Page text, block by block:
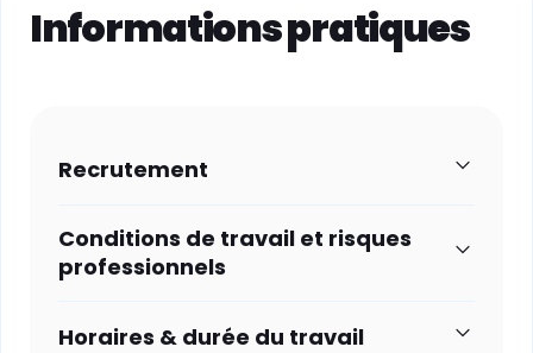
Informations pratiques
Recrutement
Conditions de travail et risques
professionnels
Horaires & durée du travail